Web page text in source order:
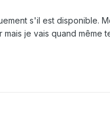
s'il est disponible.
je vais quand même